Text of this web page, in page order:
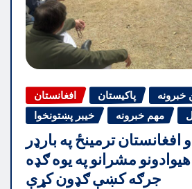
افغانستان پاکیستان
خبرونه
خیبر پښتونخوا
مهم خبرونه
افغانستان ترمینځ په بارډر
مشرانو په یوه ګډه
جرګه کښې ګډون کړې